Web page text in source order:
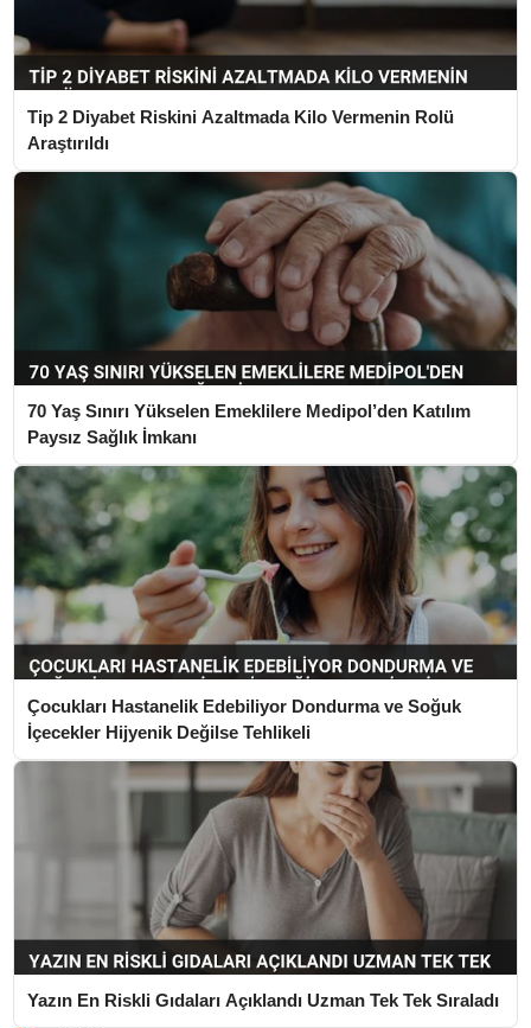
Tip 2 Diyabet Riskini Azaltmada Kilo Vermenin Rolü
Araştırıldı
70 Yaş Sınırı Yükselen Emeklilere Medipol’den Katılım
Paysız Sağlık İmkanı
Çocukları Hastanelik Edebiliyor Dondurma ve Soğuk
İçecekler Hijyenik Değilse Tehlikeli
Yazın En Riskli Gıdaları Açıklandı Uzman Tek Tek Sıraladı